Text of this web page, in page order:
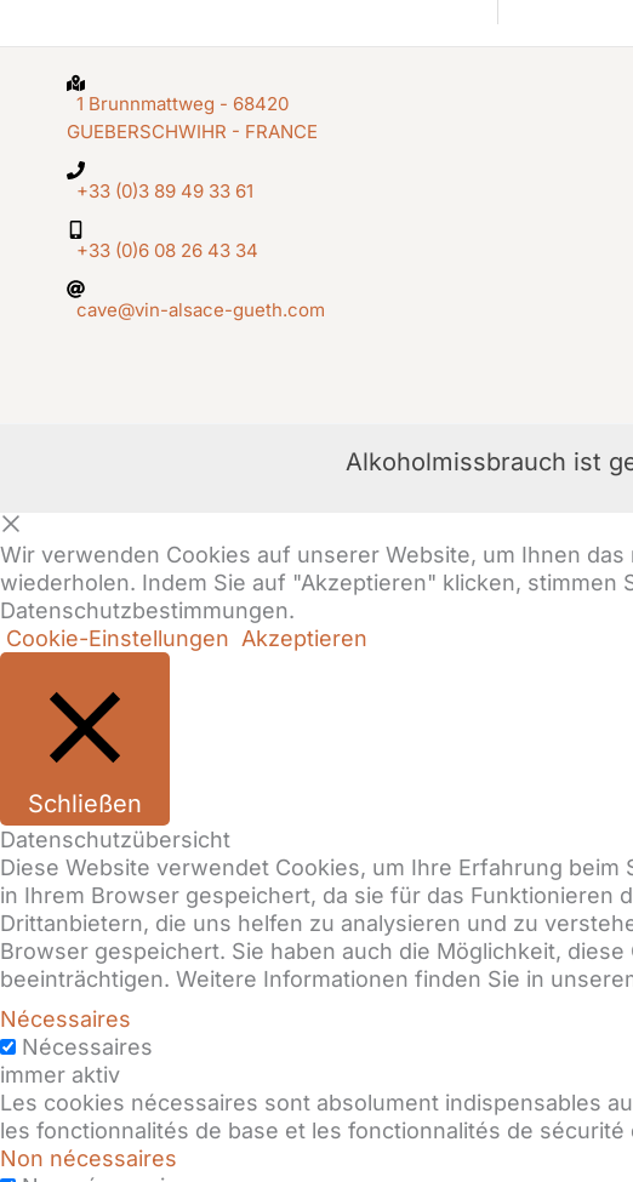
1 Brunnmattweg - 68420
GUEBERSCHWIHR - FRANCE
+33 (0)3 89 49 33 61
+33 (0)6 08 26 43 34
cave@vin-alsace-gueth.com
Alkoholmissbrauch ist
Wir verwenden Cookies auf unserer Website, um Ihnen
wiederholen. Indem Sie auf "Akzeptieren" klicken, stimmen
Datenschutzbestimmungen.
Cookie-Einstellungen Akzeptieren
Schließen
Datenschutzübersicht
Diese Website verwendet Cookies, um Ihre Erfahrung
in Ihrem Browser gespeichert, da sie für das Funktionieren
Drittanbietern, die uns helfen zu analysieren und zu
Browser gespeichert. Sie haben auch die Möglichkeit,
beeinträchtigen. Weitere Informationen finden Sie in
Nécessaires
Nécessaires
immer aktiv
Les cookies nécessaires sont absolument indispensables
les fonctionnalités de base et les fonctionnalités de
Non nécessaires